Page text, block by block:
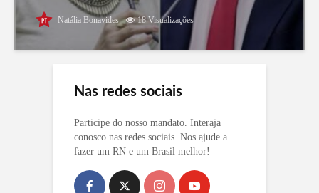
Natália Bonavides 18 Visualizações
Nas redes sociais
Participe do nosso mandato. Interaja
conosco nas redes sociais. Nos ajude a
fazer um RN e um Brasil melhor!